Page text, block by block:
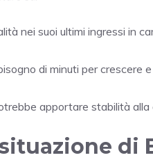
nei suoi ultimi ingressi in
di minuti per crescere
apportare stabilità alla
di